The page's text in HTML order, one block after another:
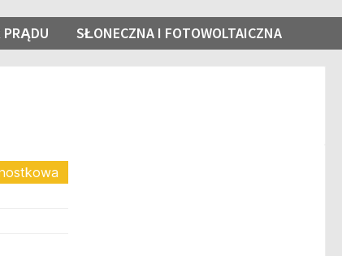
PRĄDU SŁONECZNA I FOTOWOLTAICZNA